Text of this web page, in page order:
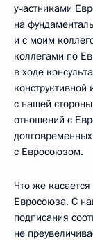
участниками
на
и с моим
коллегами по
в ходе
с нашей
отношений с
с Евросоюзом.
Что же
Евросоюза. С
подписания
не